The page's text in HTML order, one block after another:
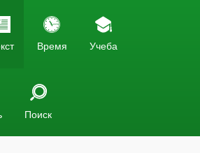
Время Учеба
Поиск